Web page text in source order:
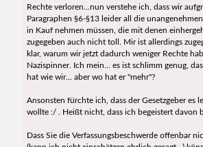
Rechte verloren...nun verstehe ich, dass wir
Paragraphen §6-§13 leider all die
in Kauf nehmen müssen, die mit denen
zugegeben auch nicht toll. Mir ist allerdings
klar, warum wir jetzt dadurch weniger Rechte
Nazispinner. Ich mein... es ist schlimm genug,
hat wie wir... aber wo hat er "mehr"?
Ansonsten fürchte ich, dass der Gesetzgeber es
wollte :/ . Heißt nicht, dass ich begeistert davon
Dass Sie die Verfassungsbeschwerde offenbar